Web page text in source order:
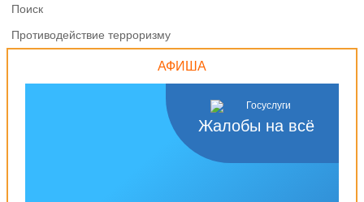
Поиск
Противодействие терроризму
АФИША
Жалобы на всё